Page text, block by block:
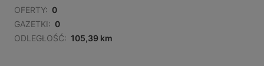
OFERTY: 0
GAZETKI: 0
ODLEGŁOŚĆ: 105,39 km